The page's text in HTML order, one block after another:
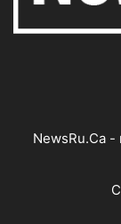
NewsRu.Ca -